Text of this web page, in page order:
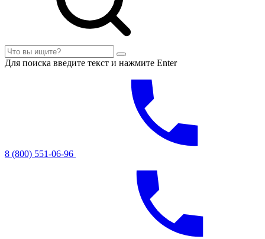
Для поиска введите текст и нажмите Enter
8 (800) 551-06-96